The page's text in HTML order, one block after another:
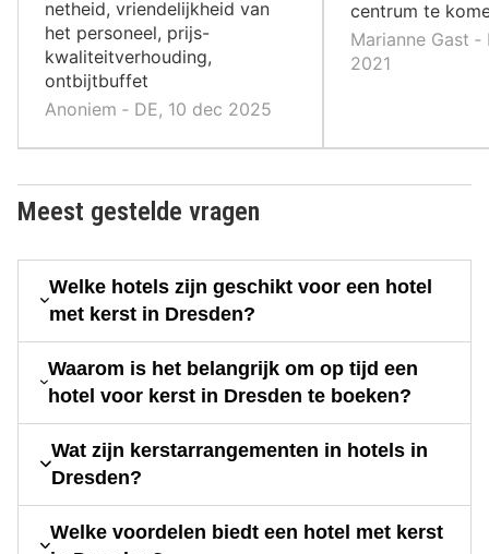
netheid, vriendelijkheid van
het personeel, prijs-
kwaliteitverhouding,
ontbijtbuffet
Anoniem ‐ DE, 10 dec 2025
centrum te
Marianne Gast ‐
2021
Meest gestelde vragen
Welke hotels zijn geschikt voor een hotel
met kerst in Dresden?
Waarom is het belangrijk om op tijd een
hotel voor kerst in Dresden te boeken?
Wat zijn kerstarrangementen in hotels in
Dresden?
Welke voordelen biedt een hotel met kerst